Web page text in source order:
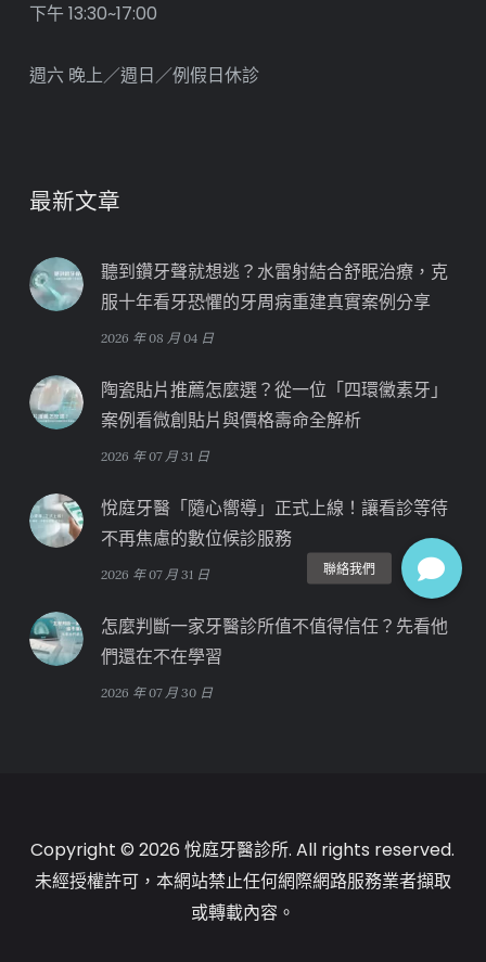
下午 13:30~17:00
週六 晚上／週日／例假日休診
最新文章
聽到鑽牙聲就想逃？水雷射結合舒眠治療，克
服十年看牙恐懼的牙周病重建真實案例分享
2026 年 08 月 04 日
陶瓷貼片推薦怎麼選？從一位「四環黴素牙」
案例看微創貼片與價格壽命全解析
2026 年 07 月 31 日
悅庭牙醫「隨心嚮導」正式上線！讓看診等待
不再焦慮的數位候診服務
2026 年 07 月 31 日
怎麼判斷一家牙醫診所值不值得信任？先看他
們還在不在學習
2026 年 07 月 30 日
Copyright © 2026 悅庭牙醫診所. All rights reserved.
未經授權許可，本網站禁止任何網際網路服務業者擷取
或轉載內容。